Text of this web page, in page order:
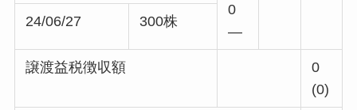
0
—
24/06/27 300株
譲渡益税徴収額
0
(0)